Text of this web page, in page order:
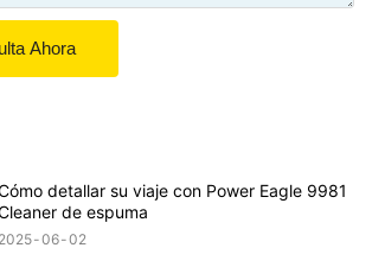
Ahora
detallar su viaje con Power Eagle 9981
de espuma
2025 06 02